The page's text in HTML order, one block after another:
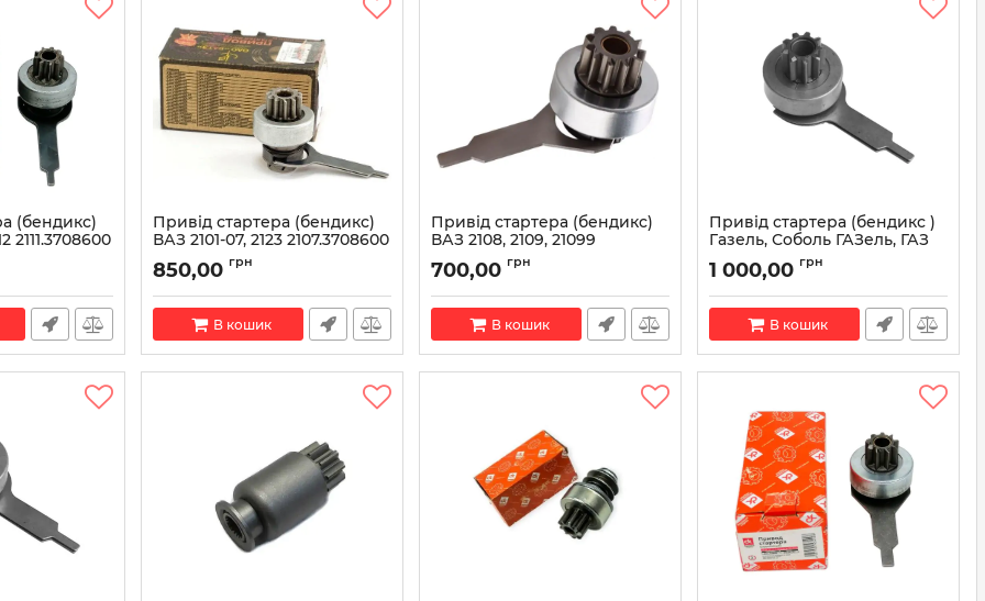
(бендикс)
2111.3708600
Привід стартера (бендикс)
ВАЗ 2101-07, 2123 2107.3708600
(вир-во БАТЭ)
Артикул: 2107.3708600
850,00 грн
В кошик
Привід стартера (бендикс)
ВАЗ 2108, 2109, 21099
426.3708600 (вир-во БАТЭ)
Артикул: 426.3708600
700,00 грн
В кошик
Привід стартера (бендикс )
Газель, Соболь ГАЗель, ГАЗ
(406-й двигун) з виделкою
5112.3708600 (вир-во БАТЭ)
Артикул: 5112.3708600
1 000,00 грн
В кошик